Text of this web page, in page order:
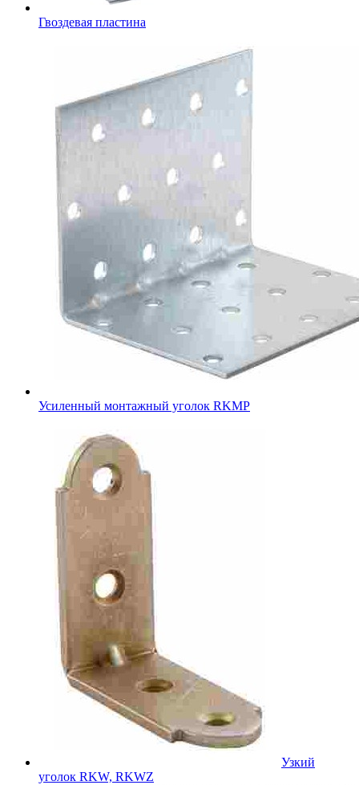
Гвоздевая пластина
Усиленный монтажный уголок RKMР
Узкий
уголок RKW, RKWZ